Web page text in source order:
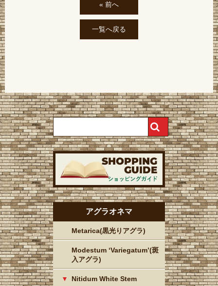
« 前へ
一覧へ戻る
アグラオネマ
Metarica(黒光りアグラ)
Modestum ‘Variegatum’(斑
入アグラ)
Nitidum White Stem